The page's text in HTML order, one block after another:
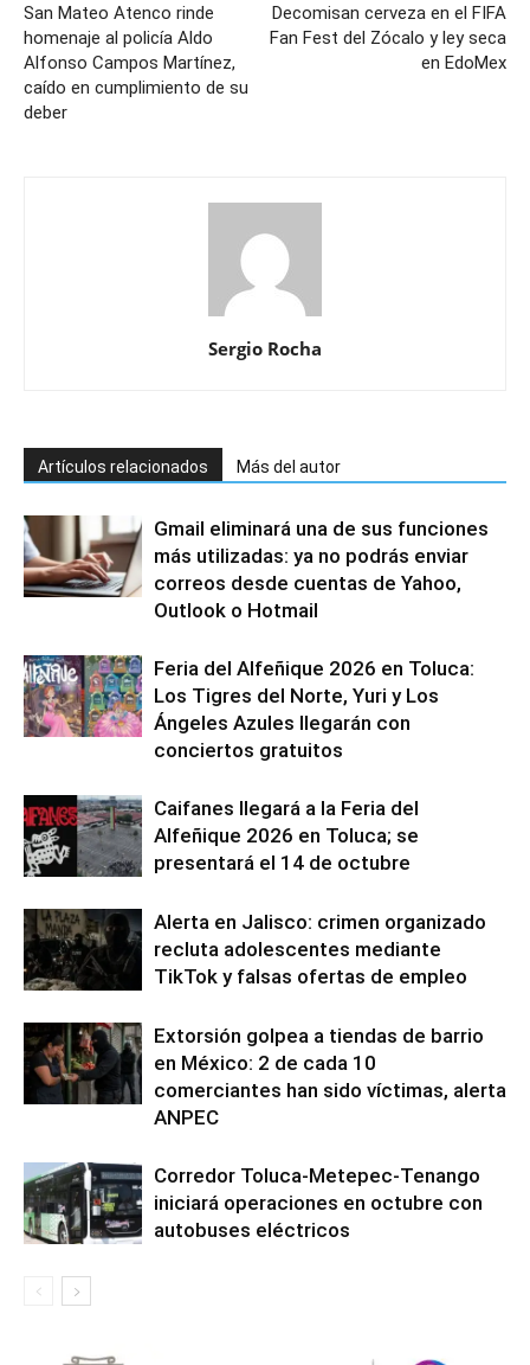
San Mateo Atenco rinde
homenaje al policía Aldo
Alfonso Campos Martínez,
caído en cumplimiento de su
deber
Decomisan cerveza en el FIFA
Fan Fest del Zócalo y ley seca
en EdoMex
Sergio Rocha
Artículos relacionados Más del autor
Gmail eliminará una de sus funciones
más utilizadas: ya no podrás enviar
correos desde cuentas de Yahoo,
Outlook o Hotmail
Feria del Alfeñique 2026 en Toluca:
Los Tigres del Norte, Yuri y Los
Ángeles Azules llegarán con
conciertos gratuitos
Caifanes llegará a la Feria del
Alfeñique 2026 en Toluca; se
presentará el 14 de octubre
Alerta en Jalisco: crimen organizado
recluta adolescentes mediante
TikTok y falsas ofertas de empleo
Extorsión golpea a tiendas de barrio
en México: 2 de cada 10
comerciantes han sido víctimas, alerta
ANPEC
Corredor Toluca-Metepec-Tenango
iniciará operaciones en octubre con
autobuses eléctricos